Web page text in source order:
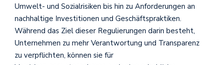
Umwelt- und Sozialrisiken bis hin zu Anforderungen an
nachhaltige Investitionen und Geschäftspraktiken.
Während das Ziel dieser Regulierungen darin besteht,
Unternehmen zu mehr Verantwortung und Transparenz
zu verpflichten, können sie für